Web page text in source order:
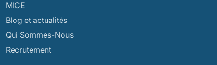
MICE
Blog et actualités
Qui Sommes-Nous
Recrutement